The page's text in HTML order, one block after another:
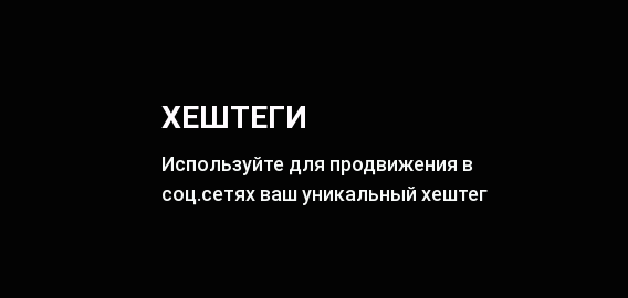
ХЕШТЕГИ
Используйте для продвижения в
соц.сетях ваш уникальный хештег